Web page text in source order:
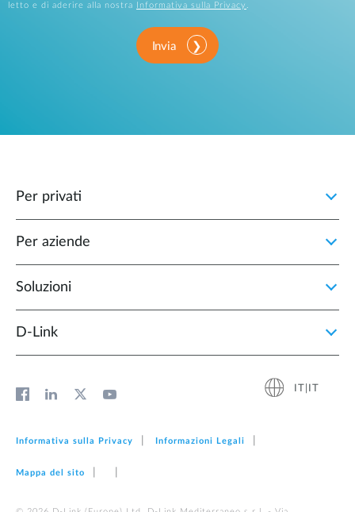
letto e di aderire alla nostra
Informativa sulla Privacy .
Invia
Per privati
Per aziende
Soluzioni
D‑Link
Informativa sulla Privacy Informazioni Legali
Mappa del sito